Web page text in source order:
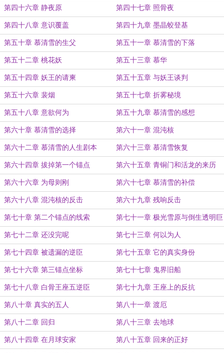
第四十六章 静夜原 第四十七章 照骨夜
第四十八章 意识覆盖 第四十九章 墨晶蛟登基
第五十章 慕清雪的生父 第五十一章 慕清雪的下落
第五十二章 桃花妖 第五十三章 慕华
第五十四章 妖王的请柬 第五十五章 与妖王谈判
第五十六章 裴烟 第五十七章 折雾秘境
第五十八章 意欲何为 第五十九章 慕清雪的感想
第六十章 慕清雪的选择 第六十一章 混沌核
第六十二章 慕清雪的人生剧本 第六十三章 慕清雪恢复
第六十四章 拔掉第一个锚点 第六十五章 青铜门和活龙的来历
第六十六章 为母则刚 第六十七章 慕清雪的补偿
第六十八章 混沌核的反击 第六十九章 残响反击
第七十章 第二个锚点的线索 第七十一章 极光雪原与倒生透明巨
树
第七十二章 还没完呢 第七十三章 何以为人
第七十四章 被遗漏的逆臣 第七十五章 它的真实身份
第七十六章 第三锚点坐标 第七十七章 鬼界旧船
第七十八章 白骨王座五逆臣 第七十九章 王座上的反抗
第八十章 真实的五人 第八十一章 渡厄
第八十二章 回归 第八十三章 去地球
第八十四章 在月球安家 第八十五章 回来的正好